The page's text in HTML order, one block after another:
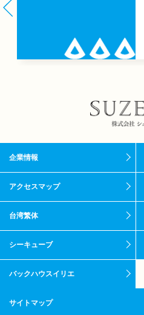
企業情報
アクセスマップ
台湾繁体
シーキューブ
バックハウスイリエ
サイトマップ